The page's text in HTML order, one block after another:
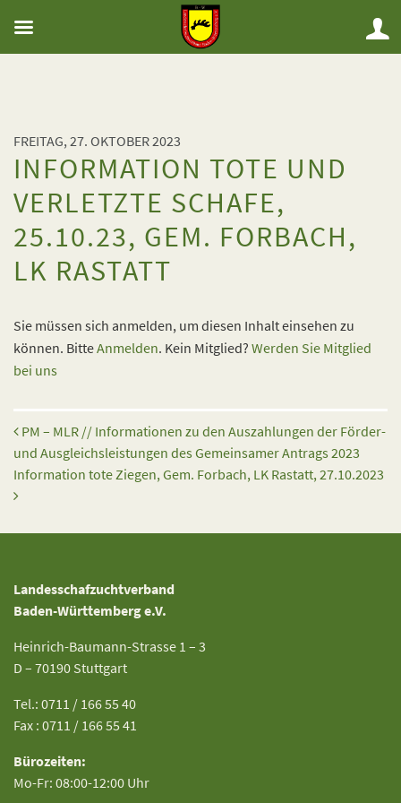
FREITAG, 27. OKTOBER 2023
INFORMATION TOTE UND
VERLETZTE SCHAFE,
25.10.23, GEM. FORBACH,
LK RASTATT
Sie müssen sich anmelden, um diesen Inhalt einsehen zu
können. BitteAnmelden. Kein Mitglied? Werden Sie Mitglied
bei uns
Beitrags-Navigation
PM – MLR // Informationen zu den Auszahlungen der Förder-
und Ausgleichsleistungen des Gemeinsamer Antrags 2023
Information tote Ziegen, Gem. Forbach, LK Rastatt, 27.10.2023
Landesschafzuchtverband
Baden-Württemberg e.V.
Heinrich-Baumann-Strasse 1 – 3
D – 70190 Stuttgart
Tel.: 0711 / 166 55 40
Fax : 0711 / 166 55 41
Bürozeiten:
Mo-Fr: 08:00-12:00 Uhr